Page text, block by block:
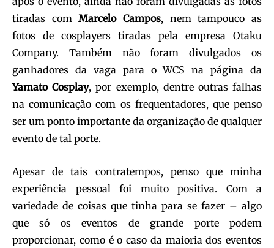
tiradas comMarcelo Campos, nem tampouco as
fotos de cosplayers tiradas pela empresa Otaku
Company. Também não foram divulgados os
ganhadores da vaga para o WCS na página da
Yamato Cosplay, por exemplo, dentre outras falhas
na comunicação com os frequentadores, que penso
ser um ponto importante da organização de qualquer
evento de tal porte.
Apesar de tais contratempos, penso que minha
experiência pessoal foi muito positiva. Com a
variedade de coisas que tinha para se fazer – algo
que só os eventos de grande porte podem
proporcionar, como é o caso da maioria dos eventos